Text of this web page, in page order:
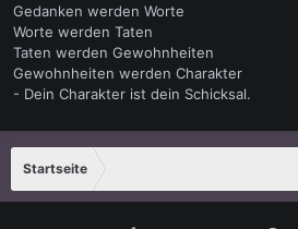
Gedanken werden Worte
Worte werden Taten
Taten werden Gewohnheiten
Gewohnheiten werden Charakter
- Dein Charakter ist dein Schicksal.
Startseite